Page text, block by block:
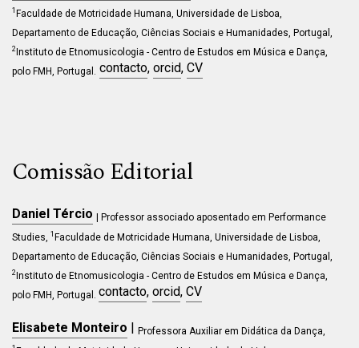
1 Faculdade de Motricidade Humana, Universidade de Lisboa,
Departamento de Educação, Ciências Sociais e Humanidades, Portugal,
2Instituto de Etnomusicologia - Centro de Estudos em Música e Dança,
polo FMH, Portugal. contacto, orcid, CV
Comissão Editorial
Daniel Tércio | Professor associado aposentado em Performance
Studies, 1 Faculdade de Motricidade Humana, Universidade de Lisboa,
Departamento de Educação, Ciências Sociais e Humanidades, Portugal,
2Instituto de Etnomusicologia - Centro de Estudos em Música e Dança,
polo FMH, Portugal. contacto, orcid, CV
Elisabete Monteiro | Professora Auxiliar em Didática da Dança,